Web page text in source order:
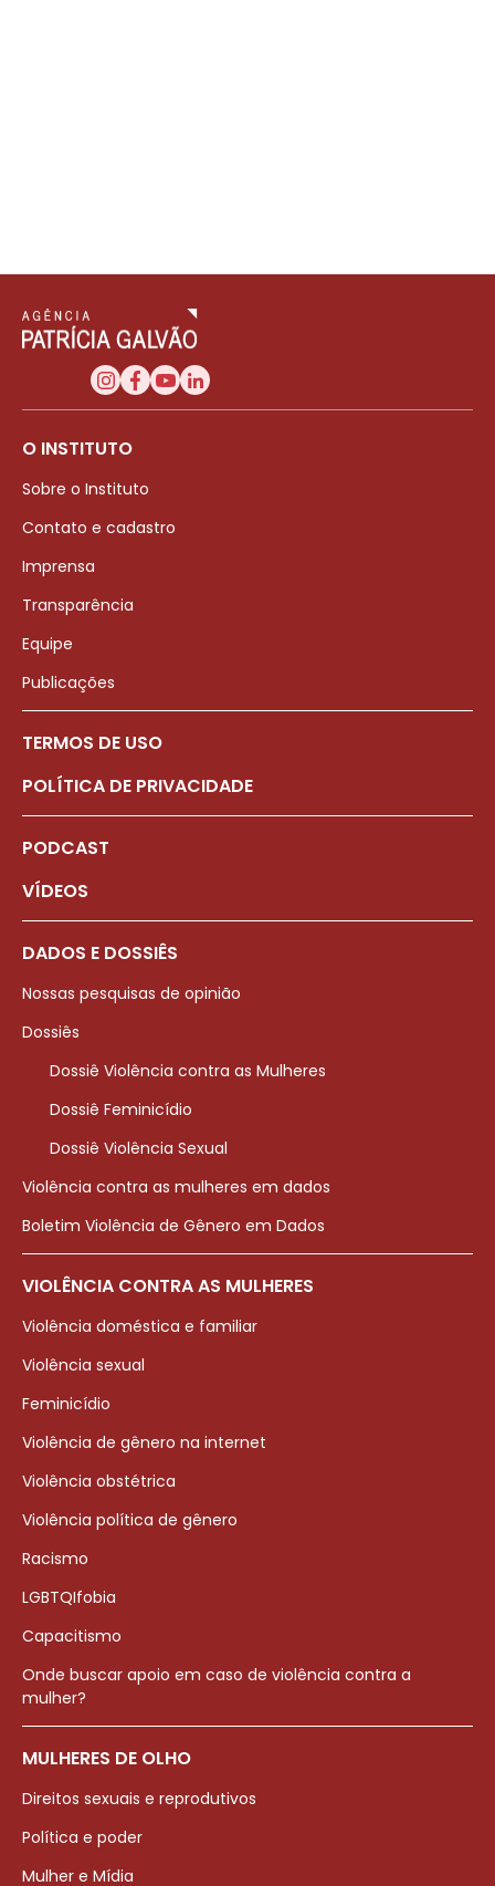
O INSTITUTO
Sobre o Instituto
Contato e cadastro
Imprensa
Transparência
Equipe
Publicações
TERMOS DE USO
POLÍTICA DE PRIVACIDADE
PODCAST
VÍDEOS
DADOS E DOSSIÊS
Nossas pesquisas de opinião
Dossiês
Dossiê Violência contra as Mulheres
Dossiê Feminicídio
Dossiê Violência Sexual
Violência contra as mulheres em dados
Boletim Violência de Gênero em Dados
VIOLÊNCIA CONTRA AS MULHERES
Violência doméstica e familiar
Violência sexual
Feminicídio
Violência de gênero na internet
Violência obstétrica
Violência política de gênero
Racismo
LGBTQIfobia
Capacitismo
Onde buscar apoio em caso de violência contra a
mulher?
MULHERES DE OLHO
Direitos sexuais e reprodutivos
Política e poder
Mulher e Mídia